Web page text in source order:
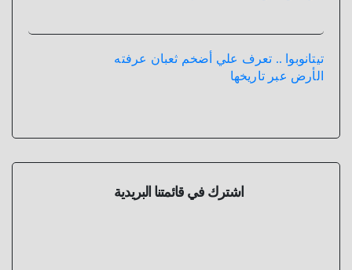
تيتانوبوا .. تعرف علي أضخم ثعبان عرفته
الأرض عبر تاريخها
اشترك في قائمتنا البريدية